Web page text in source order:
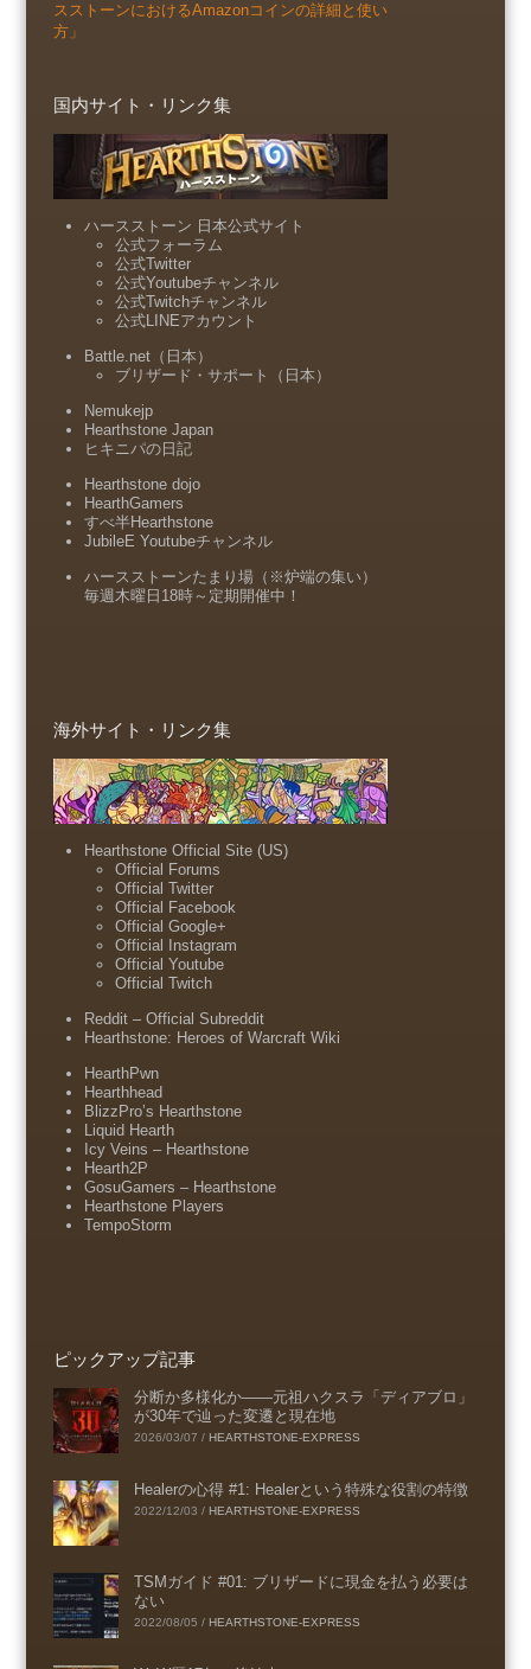
スストーンにおけるAmazonコインの詳細と使い
方」
国内サイト・リンク集
ハースストーン 日本公式サイト
公式フォーラム
公式Twitter
公式Youtubeチャンネル
公式Twitchチャンネル
公式LINEアカウント
Battle.net（日本）
ブリザード・サポート（日本）
Nemukejp
Hearthstone Japan
ヒキニパの日記
Hearthstone dojo
HearthGamers
すべ半Hearthstone
JubileE Youtubeチャンネル
ハースストーンたまり場（※炉端の集い）
毎週木曜日18時～定期開催中！
海外サイト・リンク集
Hearthstone Official Site (US)
Official Forums
Official Twitter
Official Facebook
Official Google+
Official Instagram
Official Youtube
Official Twitch
Reddit – Official Subreddit
Hearthstone: Heroes of Warcraft Wiki
HearthPwn
Hearthhead
BlizzPro’s Hearthstone
Liquid Hearth
Icy Veins – Hearthstone
Hearth2P
GosuGamers – Hearthstone
Hearthstone Players
TempoStorm
ピックアップ記事
分断か多様化か――元祖ハクスラ「ディアブロ」
が30年で辿った変遷と現在地
2026/03/07 / HEARTHSTONE-EXPRESS
Healerの心得 #1: Healerという特殊な役割の特徴
2022/12/03 / HEARTHSTONE-EXPRESS
TSMガイド #01: ブリザードに現金を払う必要は
ない
2022/08/05 / HEARTHSTONE-EXPRESS